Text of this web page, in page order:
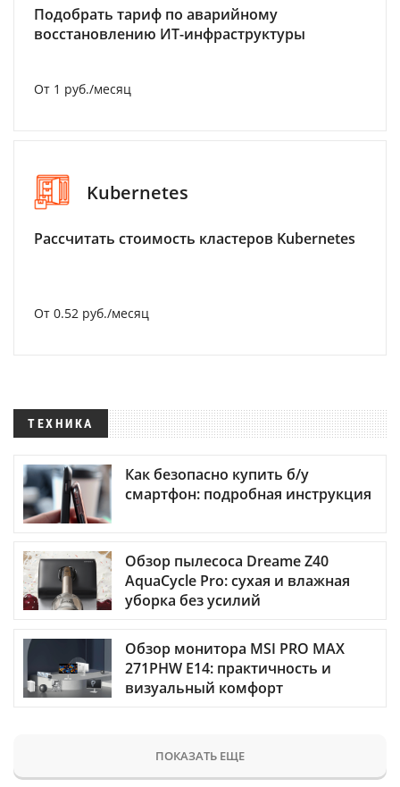
Подобрать тариф по аварийному
восстановлению ИТ-инфраструктуры
От 1 руб./месяц
Kubernetes
Рассчитать стоимость кластеров Kubernetes
От 0.52 руб./месяц
ТЕХНИКА
Как безопасно купить б/у
смартфон: подробная инструкция
Обзор пылесоса Dreame Z40
AquaCycle Pro: сухая и влажная
уборка без усилий
Обзор монитора MSI PRO MAX
271PHW E14: практичность и
визуальный комфорт
ПОКАЗАТЬ ЕЩЕ